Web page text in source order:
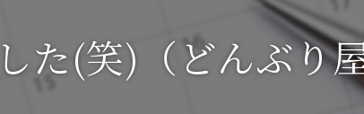
た(笑)（どんぶり